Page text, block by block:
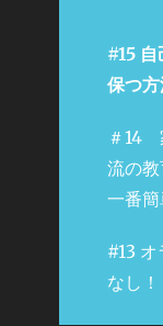
#15
保つ
＃14
流の
一番簡
#13
なし！